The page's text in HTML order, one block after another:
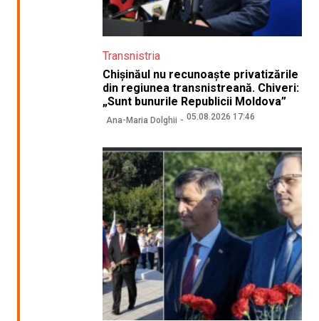
Transnistria
Chișinăul nu recunoaște privatizările
din regiunea transnistreană. Chiveri:
„Sunt bunurile Republicii Moldova”
Ana-Maria Dolghii 05.08.2026 17:46